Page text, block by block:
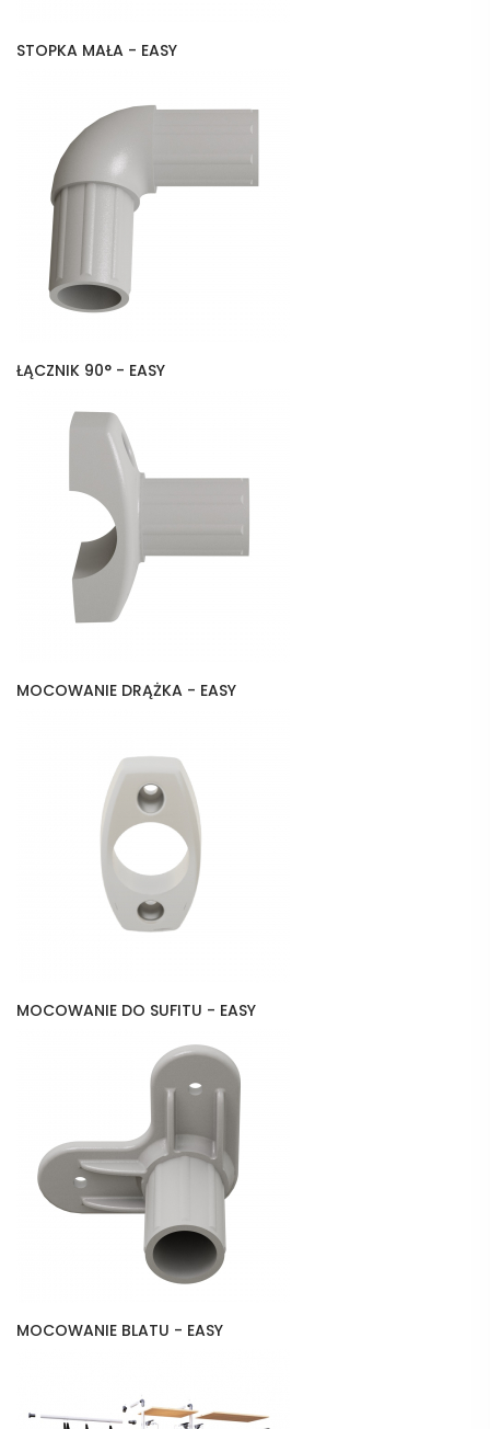
STOPKA MAŁA - EASY
ŁĄCZNIK 90° - EASY
MOCOWANIE DRĄŻKA - EASY
MOCOWANIE DO SUFITU - EASY
MOCOWANIE BLATU - EASY